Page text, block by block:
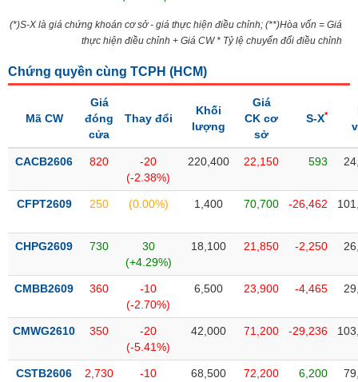
Tài
tích
kỹ
Hồ
doanh
nghiệp
Tin
tức
kiện
liệu
(*)S-X là giá chứng khoán cơ sở - giá thực hiện điều chỉnh; (**)Hòa vốn = Giá
thực hiện điều chỉnh + Giá CW * Tỷ lệ chuyển đổi điều chỉnh
Chứng quyền cùng TCPH (HCM)
Mã CW
Giá
đóng
cửa
Thay đổi
Khối
lượng
Giá
CK cơ
sở
S-X*
CACB2606 820
-20
(-2.38%)
220,400 22,150 593
CFPT2609 250 (0.00%) 1,400 70,700 -26,462
CHPG2609 730
30
(+4.29%)
18,100 21,850 -2,250
CMBB2609 360
-10
(-2.70%)
6,500 23,900 -4,465
CMWG2610 350
-20
(-5.41%)
42,000 71,200 -29,236
CSTB2606 2,730
-10
68,500 72,200 6,200
SECTOR
NĂNG
NGUYÊN
LIỆU
CÔNG